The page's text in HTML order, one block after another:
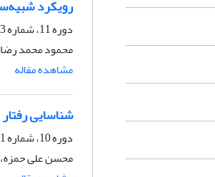
رویکرد
دوره 11، شماره 3، زمستان 1394، صفحه
محمود محمد
مشاهده مقاله
شناسایی
دوره 10، شماره 1، بهار 1393، صفحه
محسن علی